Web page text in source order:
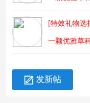
对
[特效礼物选
一颗优雅草
发新帖